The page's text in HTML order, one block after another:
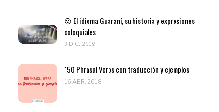
😮 El idioma Guaraní, su historia y expresiones
coloquiales
3 DIC, 2019
150 Phrasal Verbs con traducción y ejemplos
16 ABR, 2018